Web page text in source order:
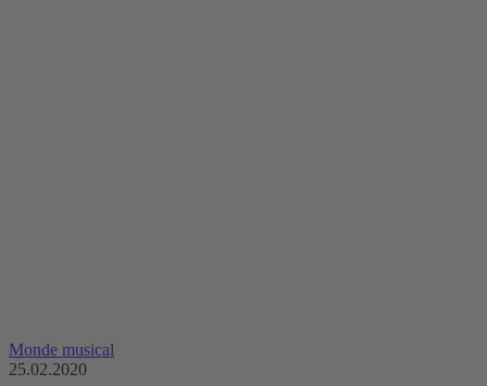
Monde musical
25.02.2020